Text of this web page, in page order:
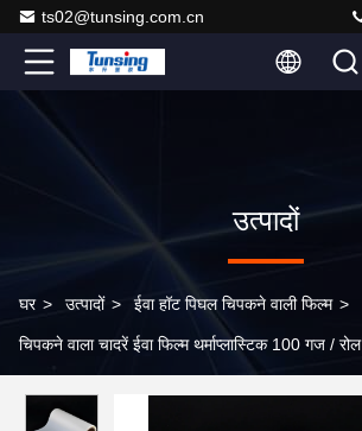
ts02@tunsing.com.cn
उत्पादों
घर > उत्पादों > ईवा हॉट पिघल चिपकने वाली फिल्म >
चिपकने वाला चादरें ईवा फिल्म थर्माप्लास्टिक 100 गज / रोल